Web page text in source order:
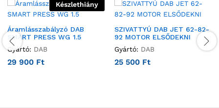
Készlethiány
Áramlásszabályzó DAB
SMART PRESS WG 1.5
Gyártó: DAB
29 900 Ft
SZIVATTYÚ DAB JET 62-82-
92 MOTOR ELSŐDEKNI
Gyártó: DAB
25 500 Ft